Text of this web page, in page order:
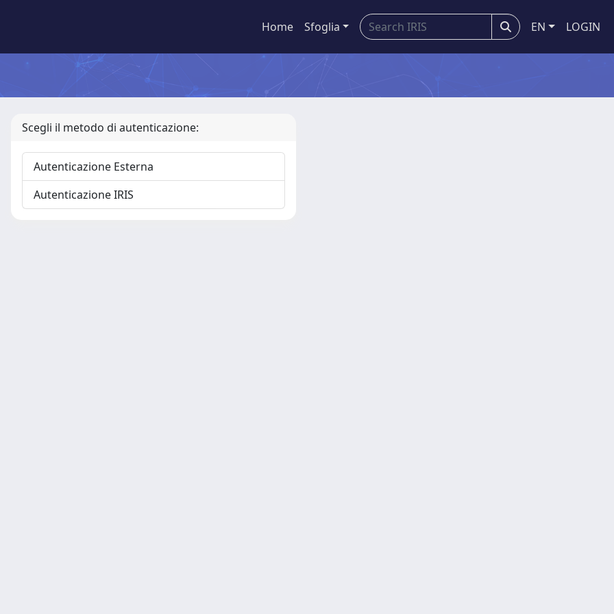
Home Sfoglia EN LOGIN
Scegli il metodo di autenticazione:
Autenticazione Esterna
Autenticazione IRIS